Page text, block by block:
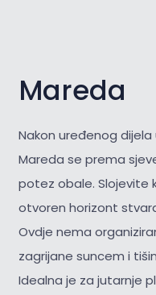
Mareda
Nakon uređenog
Mareda se prema
potez obale. Slojevite
otvoren horizont
Ovdje nema
zagrijane suncem i
Idealna je za jutarnje